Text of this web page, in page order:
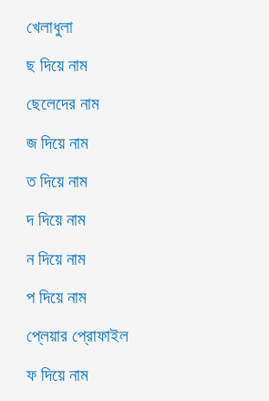
খেলাধুলা
ছ দিয়ে নাম
ছেলেদের নাম
জ দিয়ে নাম
ত দিয়ে নাম
দ দিয়ে নাম
ন দিয়ে নাম
প দিয়ে নাম
প্লেয়ার প্রোফাইল
ফ দিয়ে নাম